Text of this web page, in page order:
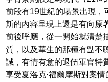
前段有19世紀的場景出現，
斯的內容呈現上還是有向原
前後呼應，從一開始就清楚
質，以及華生的那種有點不
誠，有情有意的退伍軍官特
享受夏洛克·福爾摩斯對案